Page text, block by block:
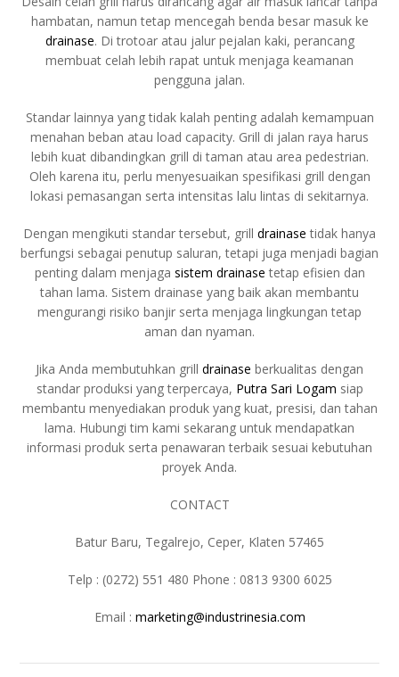
hambatan, namun tetap mencegah benda besar masuk ke
drainase. Di trotoar atau jalur pejalan kaki, perancang
membuat celah lebih rapat untuk menjaga keamanan
pengguna jalan.
Standar lainnya yang tidak kalah penting adalah kemampuan
menahan beban atau load capacity. Grill di jalan raya harus
lebih kuat dibandingkan grill di taman atau area pedestrian.
Oleh karena itu, perlu menyesuaikan spesifikasi grill dengan
lokasi pemasangan serta intensitas lalu lintas di sekitarnya.
Dengan mengikuti standar tersebut, grill drainase tidak hanya
berfungsi sebagai penutup saluran, tetapi juga menjadi bagian
penting dalam menjaga sistem drainase tetap efisien dan
tahan lama. Sistem drainase yang baik akan membantu
mengurangi risiko banjir serta menjaga lingkungan tetap
aman dan nyaman.
Jika Anda membutuhkan grill drainase berkualitas dengan
standar produksi yang terpercaya, Putra Sari Logam siap
membantu menyediakan produk yang kuat, presisi, dan tahan
lama. Hubungi tim kami sekarang untuk mendapatkan
informasi produk serta penawaran terbaik sesuai kebutuhan
proyek Anda.
CONTACT
Batur Baru, Tegalrejo, Ceper, Klaten 57465
Telp : (0272) 551 480 Phone : 0813 9300 6025
Email : marketing@industrinesia.com